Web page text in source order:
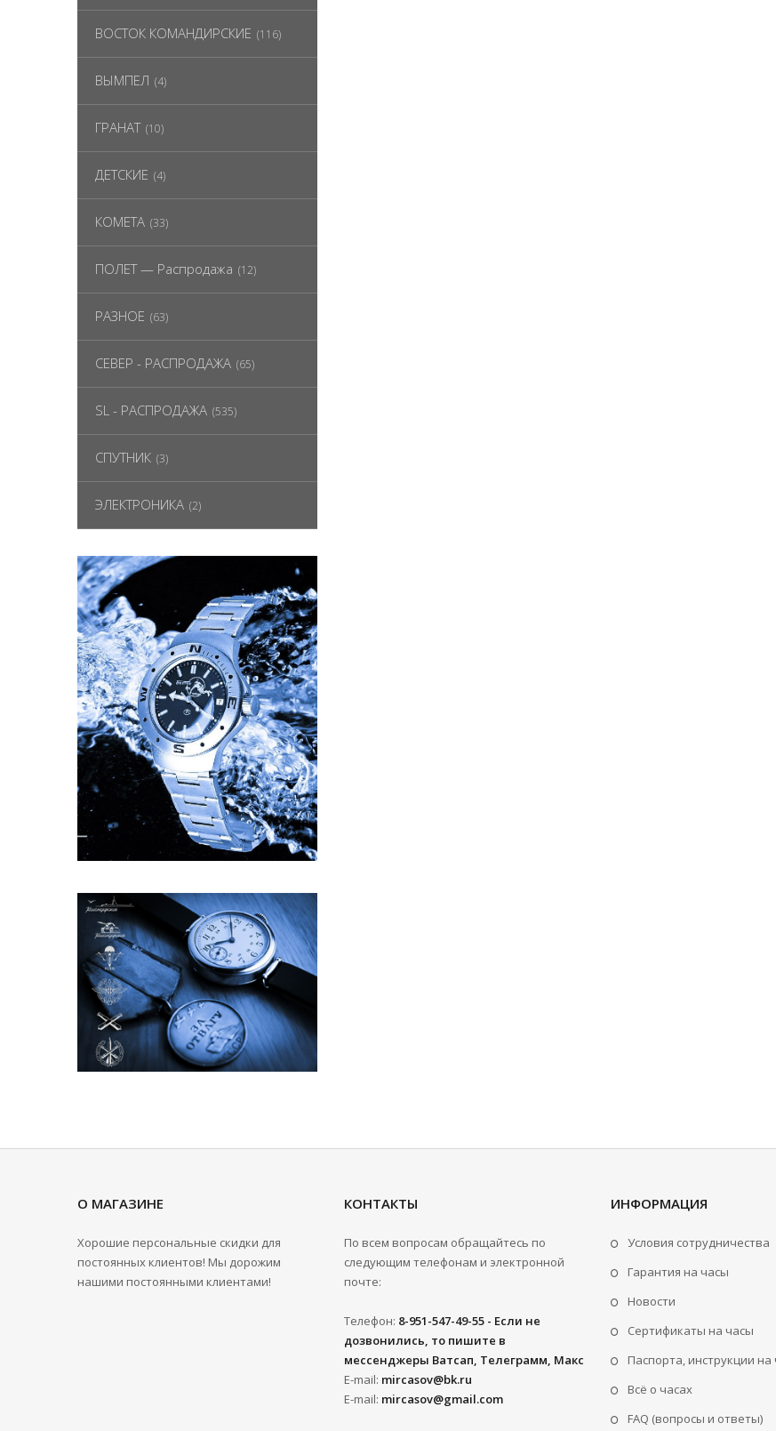
ВОСТОК КОМАНДИРСКИЕ (116)
ВЫМПЕЛ (4)
ГРАНАТ (10)
ДЕТСКИЕ (4)
КОМЕТА (33)
ПОЛЕТ — Распродажа (12)
РАЗНОЕ (63)
СЕВЕР - РАСПРОДАЖА (65)
SL - РАСПРОДАЖА (535)
СПУТНИК (3)
ЭЛЕКТРОНИКА (2)
О МАГАЗИНЕ
Хорошие персональные скидки для
постоянных клиентов! Мы дорожим
нашими постоянными клиентами!
КОНТАКТЫ
По всем вопросам обращайтесь по
следующим телефонам и электронной
почте:
Телефон: 8-951-547-49-55 - Если не
дозвонились, то пишите в
мессенджеры Ватсап, Телеграмм, Макс
E-mail: mircasov@bk.ru
E-mail: mircasov@gmail.com
ИНФОРМАЦИЯ
Условия сотрудничества
Гарантия на часы
Новости
Сертификаты на часы
Паспорта, инструкции на
Всё о часах
FAQ (вопросы и ответы)